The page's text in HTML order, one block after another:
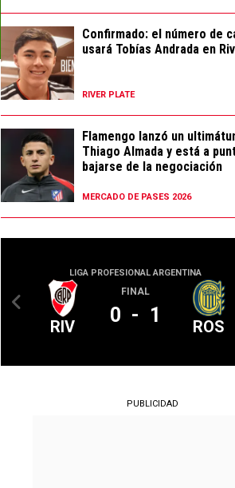
Confirmado: el número de
usará Tobías Andrada en
RIVER PLATE
Flamengo lanzó un
Thiago Almada y está a
bajarse de la negociación
MERCADO DE PASES 2026
LIGA PROFESIONAL ARGENTINA
RIV
FINAL
0 - 1 ROS
PUBLICIDAD